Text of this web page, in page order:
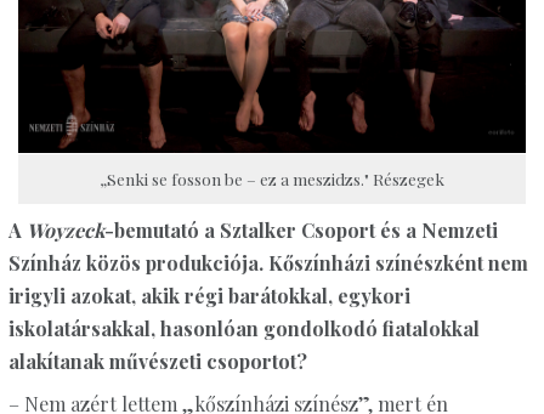
„Senki se fosson be – ez a meszidzs." Részegek
A Woyzeck-bemutató a Sztalker Csoport és a Nemzeti
Színház közös produkciója. Kőszínházi színészként nem
irigyli azokat, akik régi barátokkal, egykori
iskolatársakkal, hasonlóan gondolkodó fiatalokkal
alakítanak művészeti csoportot?
– Nem azért lettem „kőszínházi színész”, mert én